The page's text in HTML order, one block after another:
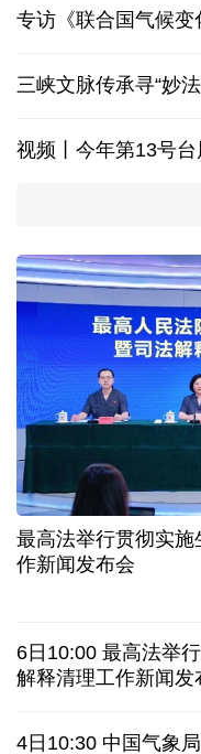
专访《联合国气候
三峡文脉传承寻“妙
视频丨今年第13号台
柔性制造，高效匹配
高温下用电负荷创
活力中国调研行丨
年中经济观察 服务
7月份中国仓储指数
小球赛撬动大消费
俄黑客称获取北约直
全球媒体聚焦︱外媒
最高法举行贯彻实
作新闻发布会
6日10:00 最高法举
解释清理工作新闻发
4日10:30 中国气象